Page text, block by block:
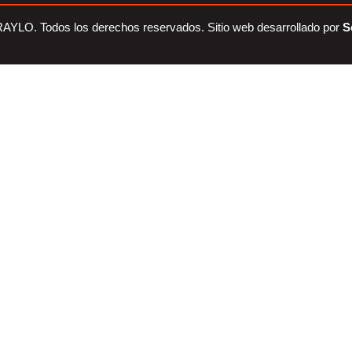
Todos los derechos reservados. Sitio web desarrollado por